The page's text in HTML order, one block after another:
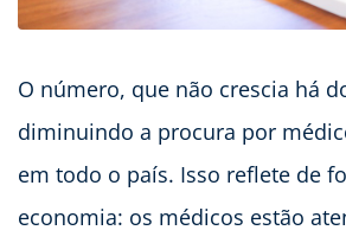
O número, que não crescia há
diminuindo a procura por
em todo o país. Isso reflete de
economia: os médicos estão